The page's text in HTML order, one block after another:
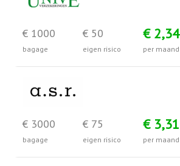
€ 1000
bagage
€ 50
eigen risico
€ 2,34
per maand
€ 3000
bagage
€ 75
eigen risico
€ 3,31
per maand